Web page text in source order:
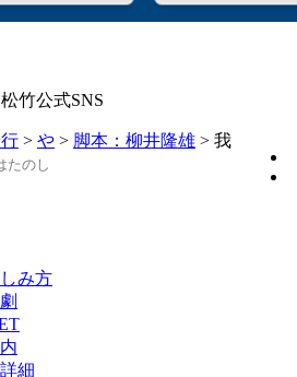
松竹公式SNS
> や > 脚本：柳井隆雄 > 我
たのし
み方
細